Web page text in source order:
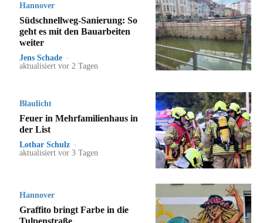
Hannover
Südschnellweg-Sanierung: So
geht es mit den Bauarbeiten
weiter
Jens Schade -
aktualisiert vor 2 Tagen
Blaulicht
Feuer in Mehrfamilienhaus in
der List
Lothar Schulz -
aktualisiert vor 3 Tagen
Hannover
Graffito bringt Farbe in die